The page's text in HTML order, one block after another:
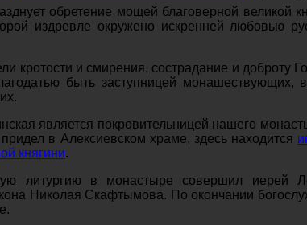
обретение мощей благоверной великой
издревле окружено искренней любовью
кротости и смирения, сострадание и доброту
быть заступницей монашествующих,
является покровительницей нашего
в Алексиевском храме, здесь находится
княгини.
литургию в монастыре совершил иерей
Николая Скафтымова. По окончании